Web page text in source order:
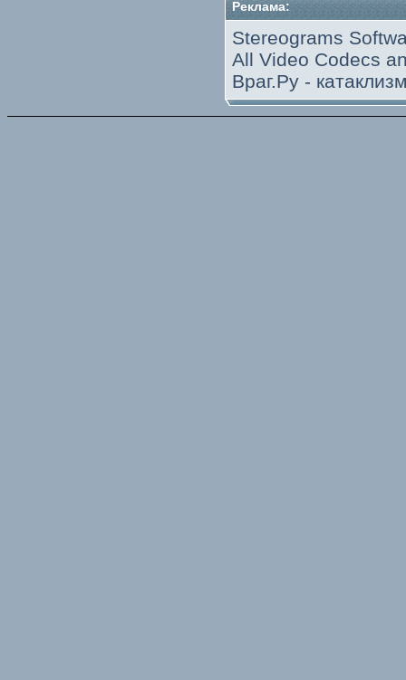
Реклама:
Stereograms
All Video Codecs
Враг.Ру -